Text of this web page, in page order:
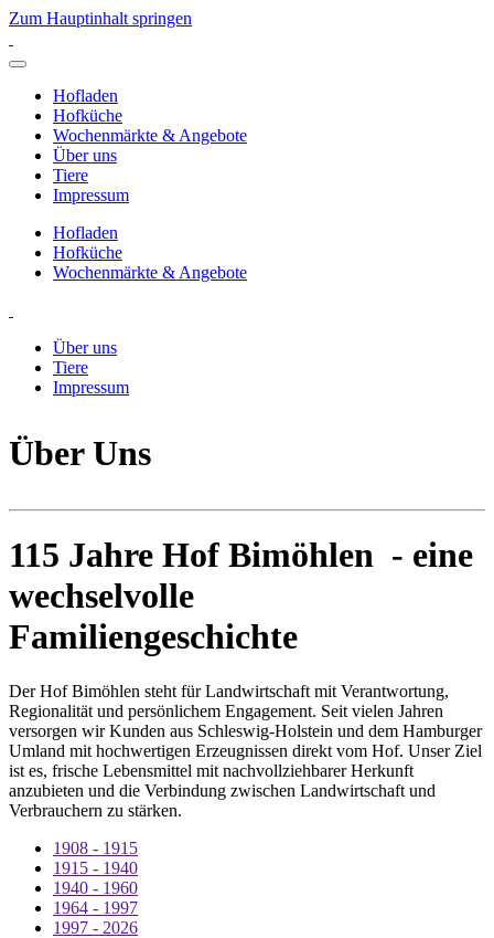
Zum Hauptinhalt springen
Hofladen
Hofküche
Wochenmärkte & Angebote
Über uns
Tiere
Impressum
Hofladen
Hofküche
Wochenmärkte & Angebote
Über uns
Tiere
Impressum
Über Uns
115 Jahre Hof Bimöhlen - eine
wechselvolle
Familiengeschichte
Der Hof Bimöhlen steht für Landwirtschaft mit Verantwortung,
Regionalität und persönlichem Engagement. Seit vielen Jahren
versorgen wir Kunden aus Schleswig-Holstein und dem Hamburger
Umland mit hochwertigen Erzeugnissen direkt vom Hof. Unser Ziel
ist es, frische Lebensmittel mit nachvollziehbarer Herkunft
anzubieten und die Verbindung zwischen Landwirtschaft und
Verbrauchern zu stärken.
1908 - 1915
1915 - 1940
1940 - 1960
1964 - 1997
1997 - 2026